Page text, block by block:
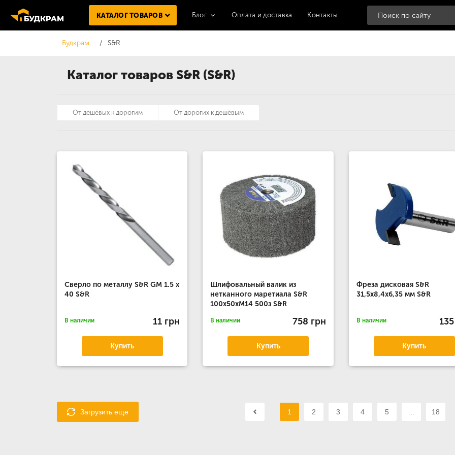
Каталог товаров S&R (S&R)
КАТАЛОГ ТОВАРОВ Блог Оплата и доставка Контакты
Будкрам S&R
Сверло по металлу S&R GM 1.5 x
40 S&R
В наличии 11 грн
Купить
Шлифовальный валик из
нетканного маретиала S&R
100x50xM14 500з S&R
В наличии 758 грн
Купить
Фреза дисковая S&R
31,5х8,4х6,35 мм S&R
В наличии
Купить
Загрузить еще 1 2 3 4 5 18
От дешёвых к дорогим От дорогих к дешёвым